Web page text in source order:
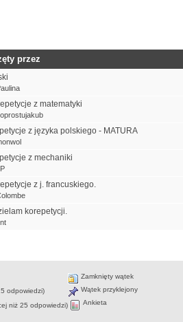
przez
z matematyki
z języka polskiego - MATURA
z mechaniki
z j. francuskiego.
korepetycji.
odpowiedzi)
niż 25 odpowiedzi)
Zamknięty wątek
Wątek przyklejony
Ankieta